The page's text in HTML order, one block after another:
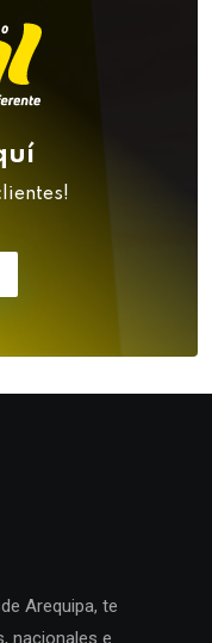
Arequipa, te
nacionales e